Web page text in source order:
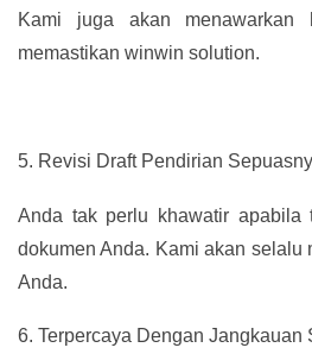
Kami juga akan menawarkan
memastikan winwin solution.
5. Revisi Draft Pendirian
Anda tak perlu khawatir apabila
dokumen Anda. Kami akan selalu
Anda.
6. Terpercaya Dengan Jangkauan